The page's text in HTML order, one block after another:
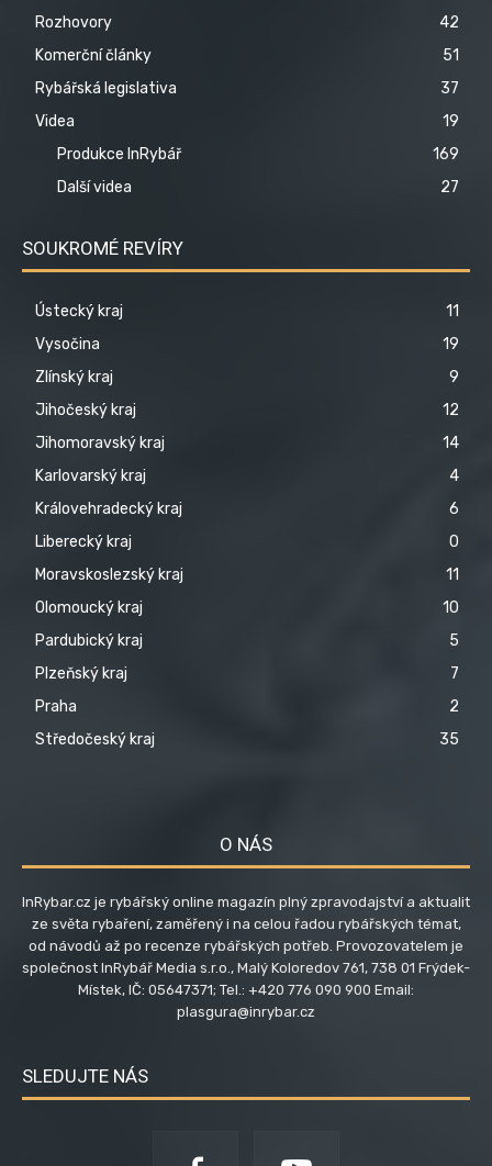
Rozhovory
42
Komerční články
51
Rybářská legislativa
37
Videa
19
Produkce InRybář
169
Další videa
27
SOUKROMÉ REVÍRY
Ústecký kraj
11
Vysočina
19
Zlínský kraj
9
Jihočeský kraj
12
Jihomoravský kraj
14
Karlovarský kraj
4
Královehradecký kraj
6
Liberecký kraj
0
Moravskoslezský kraj
11
Olomoucký kraj
10
Pardubický kraj
5
Plzeňský kraj
7
Praha
2
Středočeský kraj
35
O NÁS
InRybar.cz je rybářský online magazín plný zpravodajství a aktualit
ze světa rybaření, zaměřený i na celou řadou rybářských témat,
od návodů až po recenze rybářských potřeb. Provozovatelem je
společnost InRybář Media s.r.o., Malý Koloredov 761, 738 01 Frýdek-
Místek, IČ: 05647371; Tel.: +420 776 090 900 Email:
plasgura@inrybar.cz
SLEDUJTE NÁS